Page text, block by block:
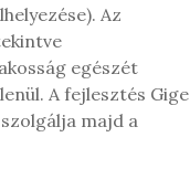
Az
egészét
A fejlesztés Gige
majd a